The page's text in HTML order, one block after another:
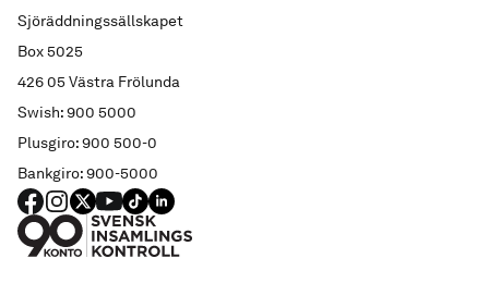
Sjöräddningssällskapet
Box 5025
426 05 Västra Frölunda
Swish: 900 5000
Plusgiro: 900 500-0
Bankgiro: 900-5000
FACEBOOK
Instagram
X YouTube
TIKTOKLINKED IN